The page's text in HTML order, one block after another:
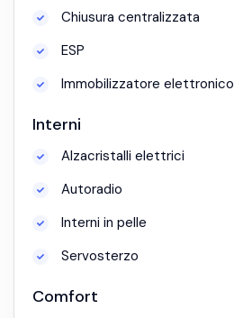
Chiusura centralizzata
ESP
Immobilizzatore elettronico
Interni
Alzacristalli elettrici
Autoradio
Interni in pelle
Servosterzo
Comfort